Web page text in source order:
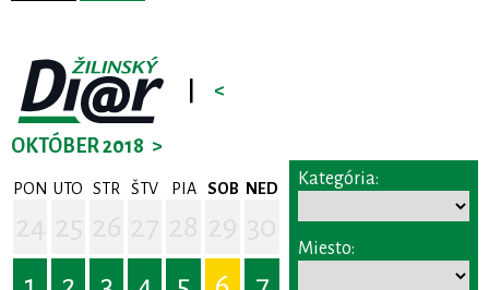
<
OKTÓBER 2018 >
PON UTO STR ŠTV PIA SOB NED Kategória:
Miesto: